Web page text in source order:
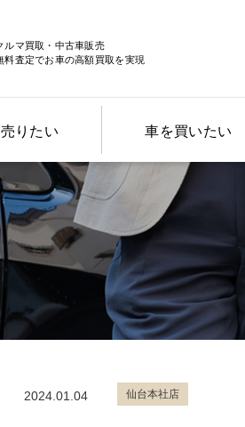
ルマ買取・中古車販売
料査定でお車の高額買取を実現
りたい 車を買いたい
2024.01.04 仙台本社店